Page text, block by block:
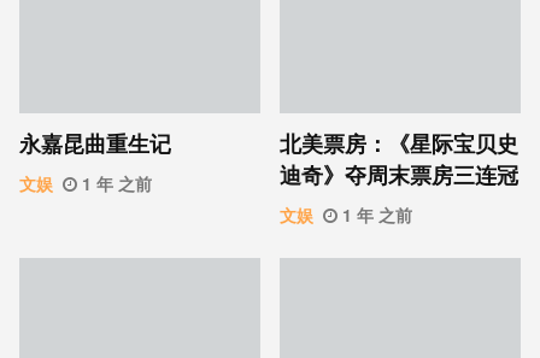
永嘉昆曲重生记
文娱 1 年 之前
北美票房：《星际宝贝史
迪奇》夺周末票房三连冠
文娱 1 年 之前